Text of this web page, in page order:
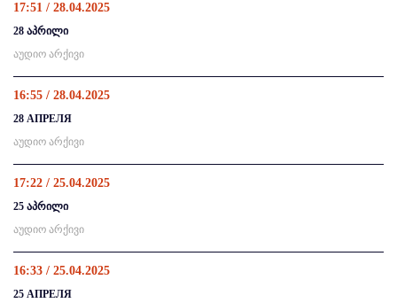
17:51 / 28.04.2025
28 აპრილი
აუდიო არქივი
16:55 / 28.04.2025
28 АПРЕЛЯ
აუდიო არქივი
17:22 / 25.04.2025
25 აპრილი
აუდიო არქივი
16:33 / 25.04.2025
25 АПРЕЛЯ